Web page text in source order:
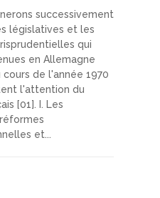
successivement
législatives et les
qui
en Allemagne
de l'année 1970
l'attention du
[01]. I. Les
et...